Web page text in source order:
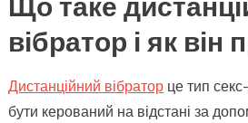
вібратор і як він
Дистанційний вібраторце тип
бути керований на відстані за